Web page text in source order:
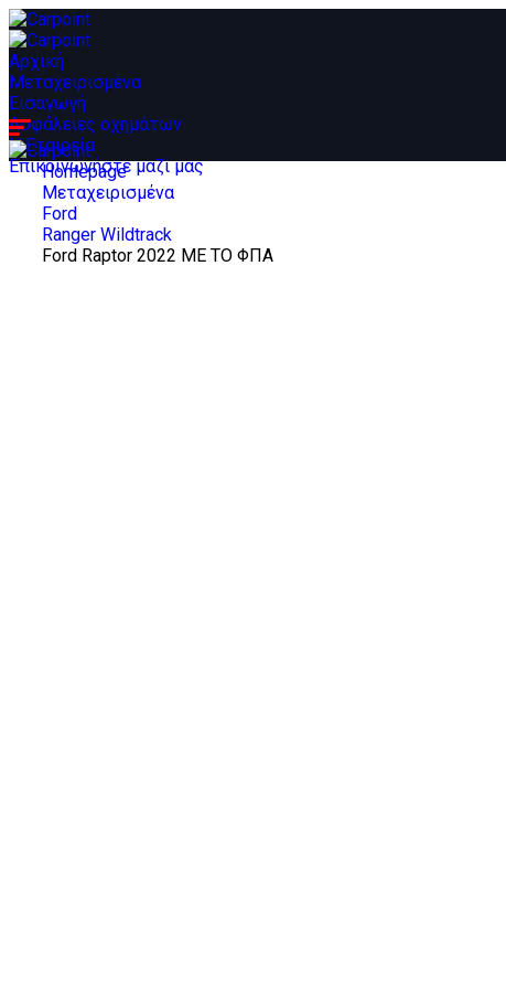
Αρχική
Μεταχειρισμένα
Εισαγωγή
Ασφάλειες οχημάτων
Η Εταιρεία
Επικοινωνήστε μαζί μας
Homepage
Μεταχειρισμένα
Ford
Ranger Wildtrack
Ford Raptor 2022 ΜΕ ΤΟ ΦΠΑ